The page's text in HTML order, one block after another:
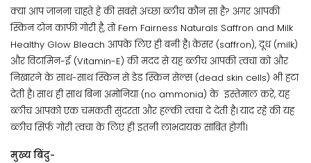
क्या आप जानना चाहते हे की सबसे अच्छा ब्लीच कौन सा है? अगर आपकी
स्किन टोन काफी गोरी है, तो Fem Fairness Naturals Saffron and Milk
Healthy Glow Bleach आपके लिए ही बनी है। केसर (saffron), दूध (milk)
और विटामिन-ई (Vitamin-E) की मदद से यह ब्लीच आपकी त्वचा को और
निखारने के साथ-साथ स्किन से डेड स्किन सेल्स (dead skin cells) भी हटा
देती है। साथ ही साथ बिना अमोनिया (no ammonia) के इस्तेमाल करे, यह
ब्लीच आपको एक चमकती सुंदरता और हल्की त्वचा दे देती है। याद रहे की यह
ब्लीच सिर्फ गोरी त्वचा के लिए ही इतनी लाभदायक साबित होगी।
मुख्य बिंदु-